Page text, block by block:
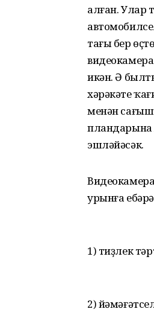
алған. Улар
тағы бер
икән. Ә
хәрәкәте
менән
пландарына
эшләйәсәк.
урынға
1) тиҙлек
2)